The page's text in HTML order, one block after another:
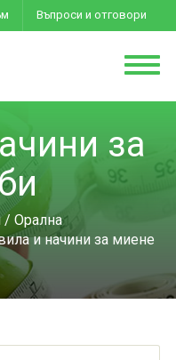
Въпроси и отговори
за
/ Орална
и начини за миене